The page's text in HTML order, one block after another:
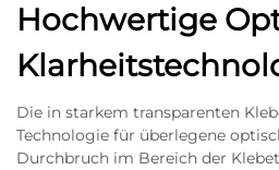
Hochwertige
Die in starkem transparenten
Technologie für überlegene
Durchbruch im Bereich der